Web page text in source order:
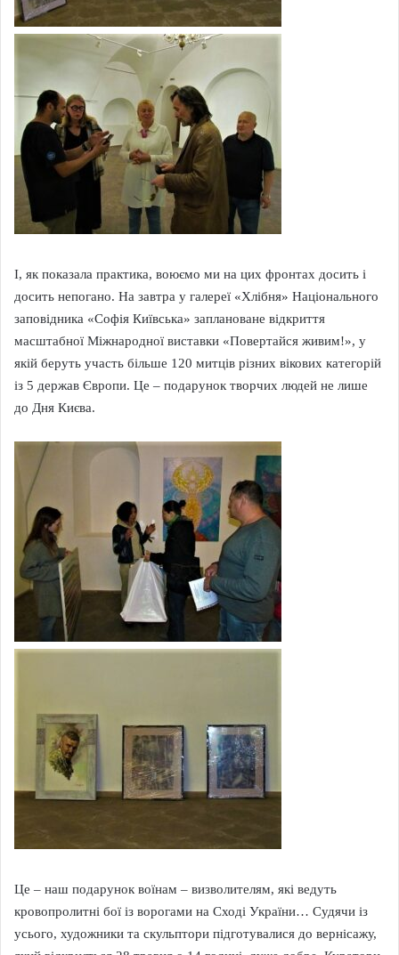
І, як показала практика, воюємо ми на цих фронтах досить і
досить непогано. На завтра у галереї «Хлібня» Національного
заповідника «Софія Київська» заплановане відкриття
масштабної Міжнародної виставки «Повертайся живим!», у
якій беруть участь більше 120 митців різних вікових категорій
із 5 держав Європи. Це – подарунок творчих людей не лише
до Дня Києва.
Це – наш подарунок воїнам – визволителям, які ведуть
кровопролитні бої із ворогами на Сході України… Судячи із
усього, художники та скульптори підготувалися до вернісажу,